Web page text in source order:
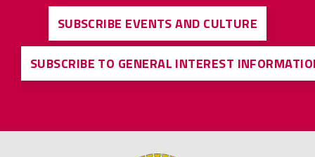
SUBSCRIBE EVENTS AND CULTURE
SUBSCRIBE TO GENERAL INTEREST